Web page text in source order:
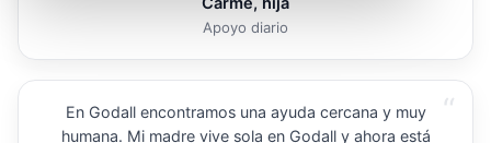
Apoyo diario
“
En Godall encontramos una ayuda cercana y muy
humana. Mi madre vive sola en Godall y ahora está